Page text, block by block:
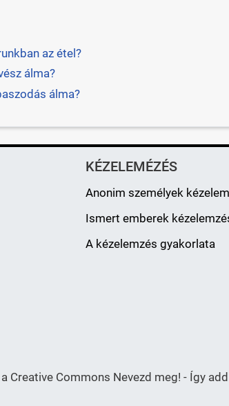
az étel?
álma?
álma?
KÉZELEMÉZÉS
Anonim személyek
Ismert emberek
A kézelemzés gyakorlata
a Creative Commons Nevezd meg! - Így